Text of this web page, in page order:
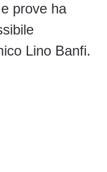
prove ha
Lino Banfi.